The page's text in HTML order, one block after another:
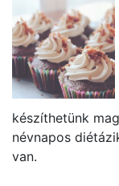
készíthetünk
névnapos
van.